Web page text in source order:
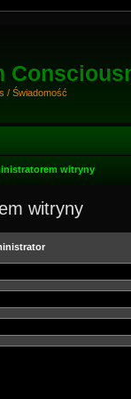
/ Świadomość
witryny
witryny